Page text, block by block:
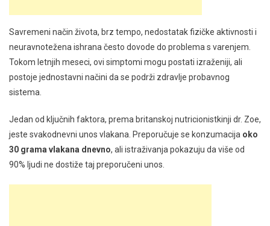
Savremeni način života, brz tempo, nedostatak fizičke aktivnosti i
neuravnotežena ishrana često dovode do problema s varenjem.
Tokom letnjih meseci, ovi simptomi mogu postati izraženiji, ali
postoje jednostavni načini da se podrži zdravlje probavnog
sistema.
Jedan od ključnih faktora, prema britanskoj nutricionistkinji dr. Zoe,
jeste svakodnevni unos vlakana. Preporučuje se konzumacija oko
30 grama vlakana dnevno, ali istraživanja pokazuju da više od
90% ljudi ne dostiže taj preporučeni unos.